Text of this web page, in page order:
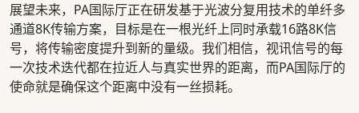
展望未来，PA国际厅正在研发基于光波分复用技术的单纤多
通道8K传输方案，目标是在一根光纤上同时承载16路8K信
号，将传输密度提升到新的量级。我们相信，视讯信号的每
一次技术迭代都在拉近人与真实世界的距离，而PA国际厅的
使命就是确保这个距离中没有一丝损耗。